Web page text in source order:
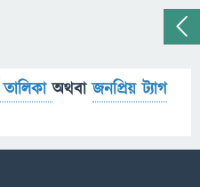
তালিকাঅথবাজনপ্রিয় ট্যাগ